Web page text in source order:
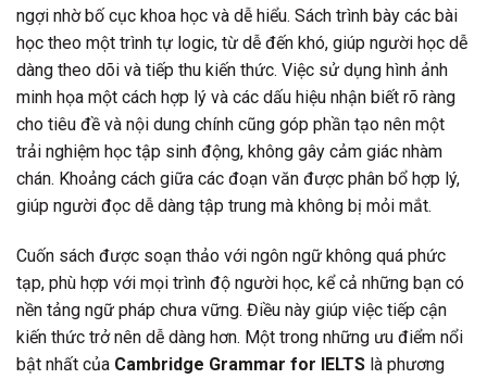
ngợi nhờ bố cục khoa học và dễ hiểu. Sách trình bày các bài
học theo một trình tự logic, từ dễ đến khó, giúp người học dễ
dàng theo dõi và tiếp thu kiến thức. Việc sử dụng hình ảnh
minh họa một cách hợp lý và các dấu hiệu nhận biết rõ ràng
cho tiêu đề và nội dung chính cũng góp phần tạo nên một
trải nghiệm học tập sinh động, không gây cảm giác nhàm
chán. Khoảng cách giữa các đoạn văn được phân bổ hợp lý,
giúp người đọc dễ dàng tập trung mà không bị mỏi mắt.
Cuốn sách được soạn thảo với ngôn ngữ không quá phức
tạp, phù hợp với mọi trình độ người học, kể cả những bạn có
nền tảng ngữ pháp chưa vững. Điều này giúp việc tiếp cận
kiến thức trở nên dễ dàng hơn. Một trong những ưu điểm nổi
bật nhất của Cambridge Grammar for IELTS là phương